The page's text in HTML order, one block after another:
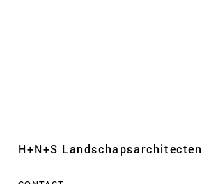
H+N+S Landschaps­architecten
correct functioneren
je niet uitzetten.
om anoniem analyses van